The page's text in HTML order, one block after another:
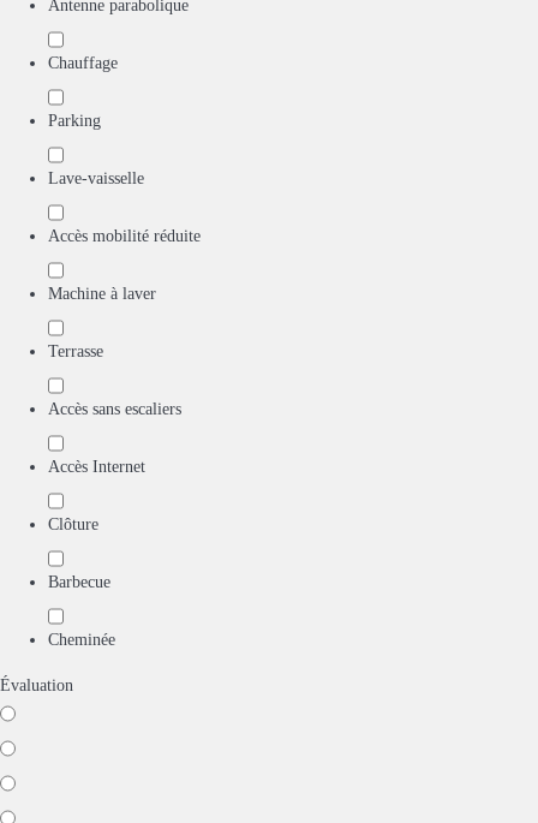
Antenne parabolique
Chauffage
Parking
Lave-vaisselle
Accès mobilité réduite
Machine à laver
Terrasse
Accès sans escaliers
Accès Internet
Clôture
Barbecue
Cheminée
Évaluation